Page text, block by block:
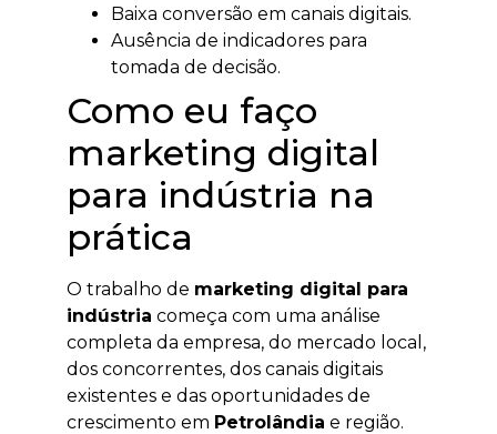
Baixa conversão em canais digitais.
Ausência de indicadores para
tomada de decisão.
Como eu faço
marketing digital
para indústria na
prática
O trabalho de marketing digital para
indústria começa com uma análise
completa da empresa, do mercado local,
dos concorrentes, dos canais digitais
existentes e das oportunidades de
crescimento em Petrolândia e região.